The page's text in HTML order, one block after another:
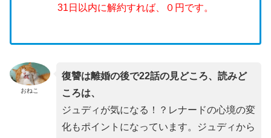
31日以内に解約すれば、０円です。
おねこ
復讐は離婚の後で22話の見どころ、読みど
ころは、
ジュディが気になる！？レナードの心境の変
化もポイントになっています。ジュディから